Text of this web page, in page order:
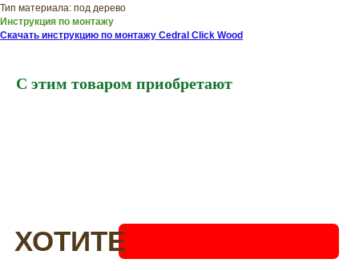
Тип материала: под дерево
Инструкция по монтажу
Скачать инструкцию по монтажу Cedral Click Wood
С этим товаром приобретают